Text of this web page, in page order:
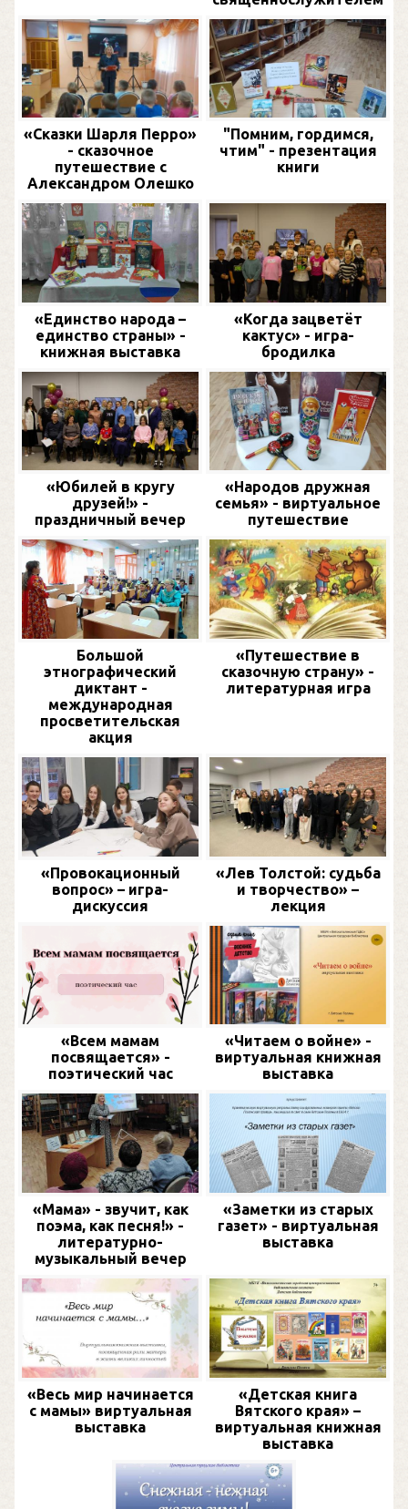
«Сказки Шарля Перро»
- сказочное
путешествие с
Александром Олешко
"Помним, гордимся,
чтим" - презентация
книги
«Единство народа –
единство страны» -
книжная выставка
«Когда зацветёт
кактус» - игра-
бродилка
«Юбилей в кругу
друзей!» -
праздничный вечер
«Народов дружная
семья» - виртуальное
путешествие
Большой
этнографический
диктант -
международная
просветительская
акция
«Путешествие в
сказочную страну» -
литературная игра
«Провокационный
вопрос» – игра-
дискуссия
«Лев Толстой: судьба
и творчество» –
лекция
«Всем мамам
посвящается» -
поэтический час
«Читаем о войне» -
виртуальная книжная
выставка
«Мама» - звучит, как
поэма, как песня!» -
литературно-
музыкальный вечер
«Заметки из старых
газет» - виртуальная
выставка
«Весь мир начинается
с мамы» виртуальная
выставка
«Детская книга
Вятского края» –
виртуальная книжная
выставка